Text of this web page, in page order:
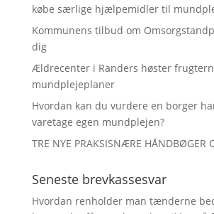
købe særlige hjælpemidler til
Kommunens tilbud om
dig
Ældrecenter i Randers høster
mundplejeplaner
Hvordan kan du vurdere en borger
varetage egen mundplejen?
TRE NYE PRAKSISNÆRE HÅNDBØGER
Seneste brevkassesvar
Hvordan renholder man tænderne